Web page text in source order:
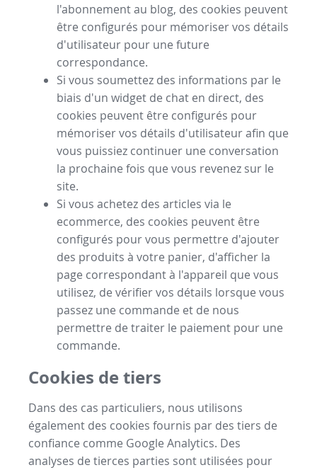
l'abonnement au blog, des cookies peuvent
être configurés pour mémoriser vos détails
d'utilisateur pour une future
correspondance.
Si vous soumettez des informations par le
biais d'un widget de chat en direct, des
cookies peuvent être configurés pour
mémoriser vos détails d'utilisateur afin que
vous puissiez continuer une conversation
la prochaine fois que vous revenez sur le
site.
Si vous achetez des articles via le
ecommerce, des cookies peuvent être
configurés pour vous permettre d'ajouter
des produits à votre panier, d'afficher la
page correspondant à l'appareil que vous
utilisez, de vérifier vos détails lorsque vous
passez une commande et de nous
permettre de traiter le paiement pour une
commande.
Cookies de tiers
Dans des cas particuliers, nous utilisons
également des cookies fournis par des tiers de
confiance comme Google Analytics. Des
analyses de tierces parties sont utilisées pour